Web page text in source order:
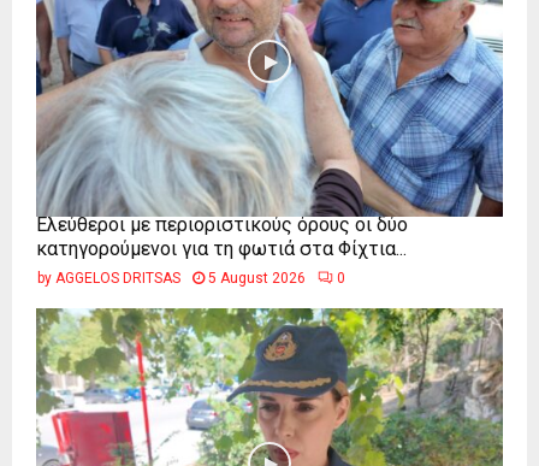
Ελεύθεροι με περιοριστικούς όρους οι δύο
κατηγορούμενοι για τη φωτιά στα Φίχτια...
by AGGELOS DRITSAS 5 August 2026 0